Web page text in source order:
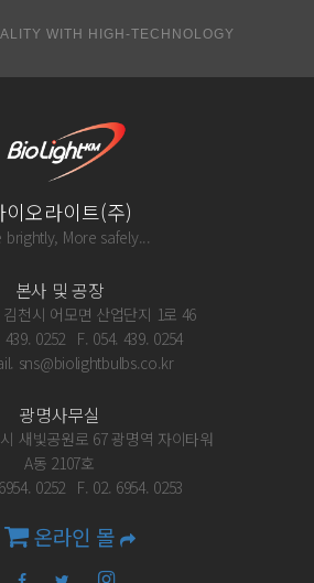
WITH HIGH-TECHNOLOGY
이오라이트(주)
brightly, More safely...
본사 및 공장
천시 어모면 산업단지 1로 46
0252 F. 054. 439. 0254
sns@biolightbulbs.co.kr
광명사무실
새빛공원로 67 광명역 자이타워
A동 2107호
0252 F. 02. 6954. 0253
온라인 몰